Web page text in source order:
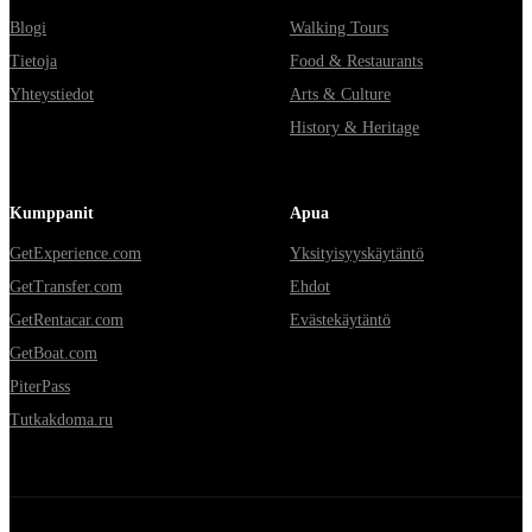
Blogi
Tietoja
Yhteystiedot
Walking Tours
Food & Restaurants
Arts & Culture
History & Heritage
Kumppanit
GetExperience.com
GetTransfer.com
GetRentacar.com
GetBoat.com
PiterPass
Tutkakdoma.ru
Apua
Yksityisyyskäytäntö
Ehdot
Evästekäytäntö